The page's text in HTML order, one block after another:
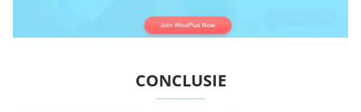
CONCLUSIE